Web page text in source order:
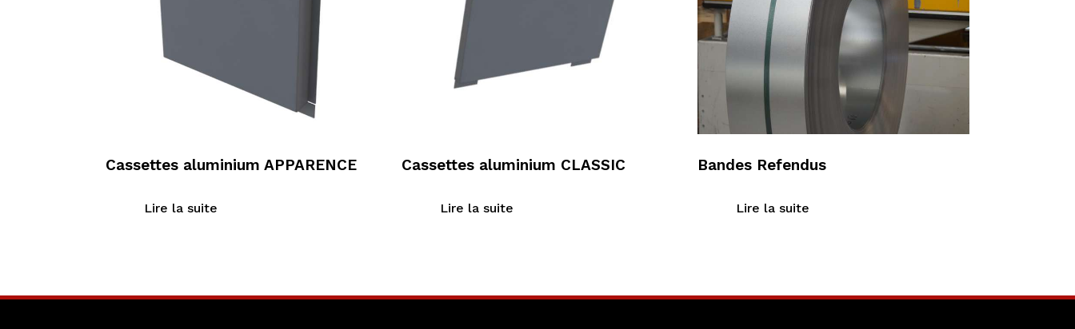
Cassettes aluminium APPARENCE
Lire la suite
Cassettes aluminium CLASSIC
Lire la suite
Bandes Refendus
Lire la suite